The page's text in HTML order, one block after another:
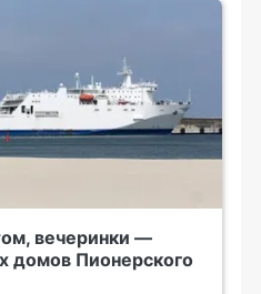
вечеринки —
домов Пионерского